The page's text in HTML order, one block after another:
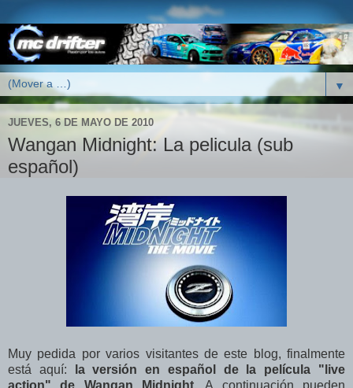
▼
JUEVES, 6 DE MAYO DE 2010
Wangan Midnight: La pelicula (sub
español)
Muy pedida por varios visitantes de este blog, finalmente
está aquí:
la versión en español de la película "live